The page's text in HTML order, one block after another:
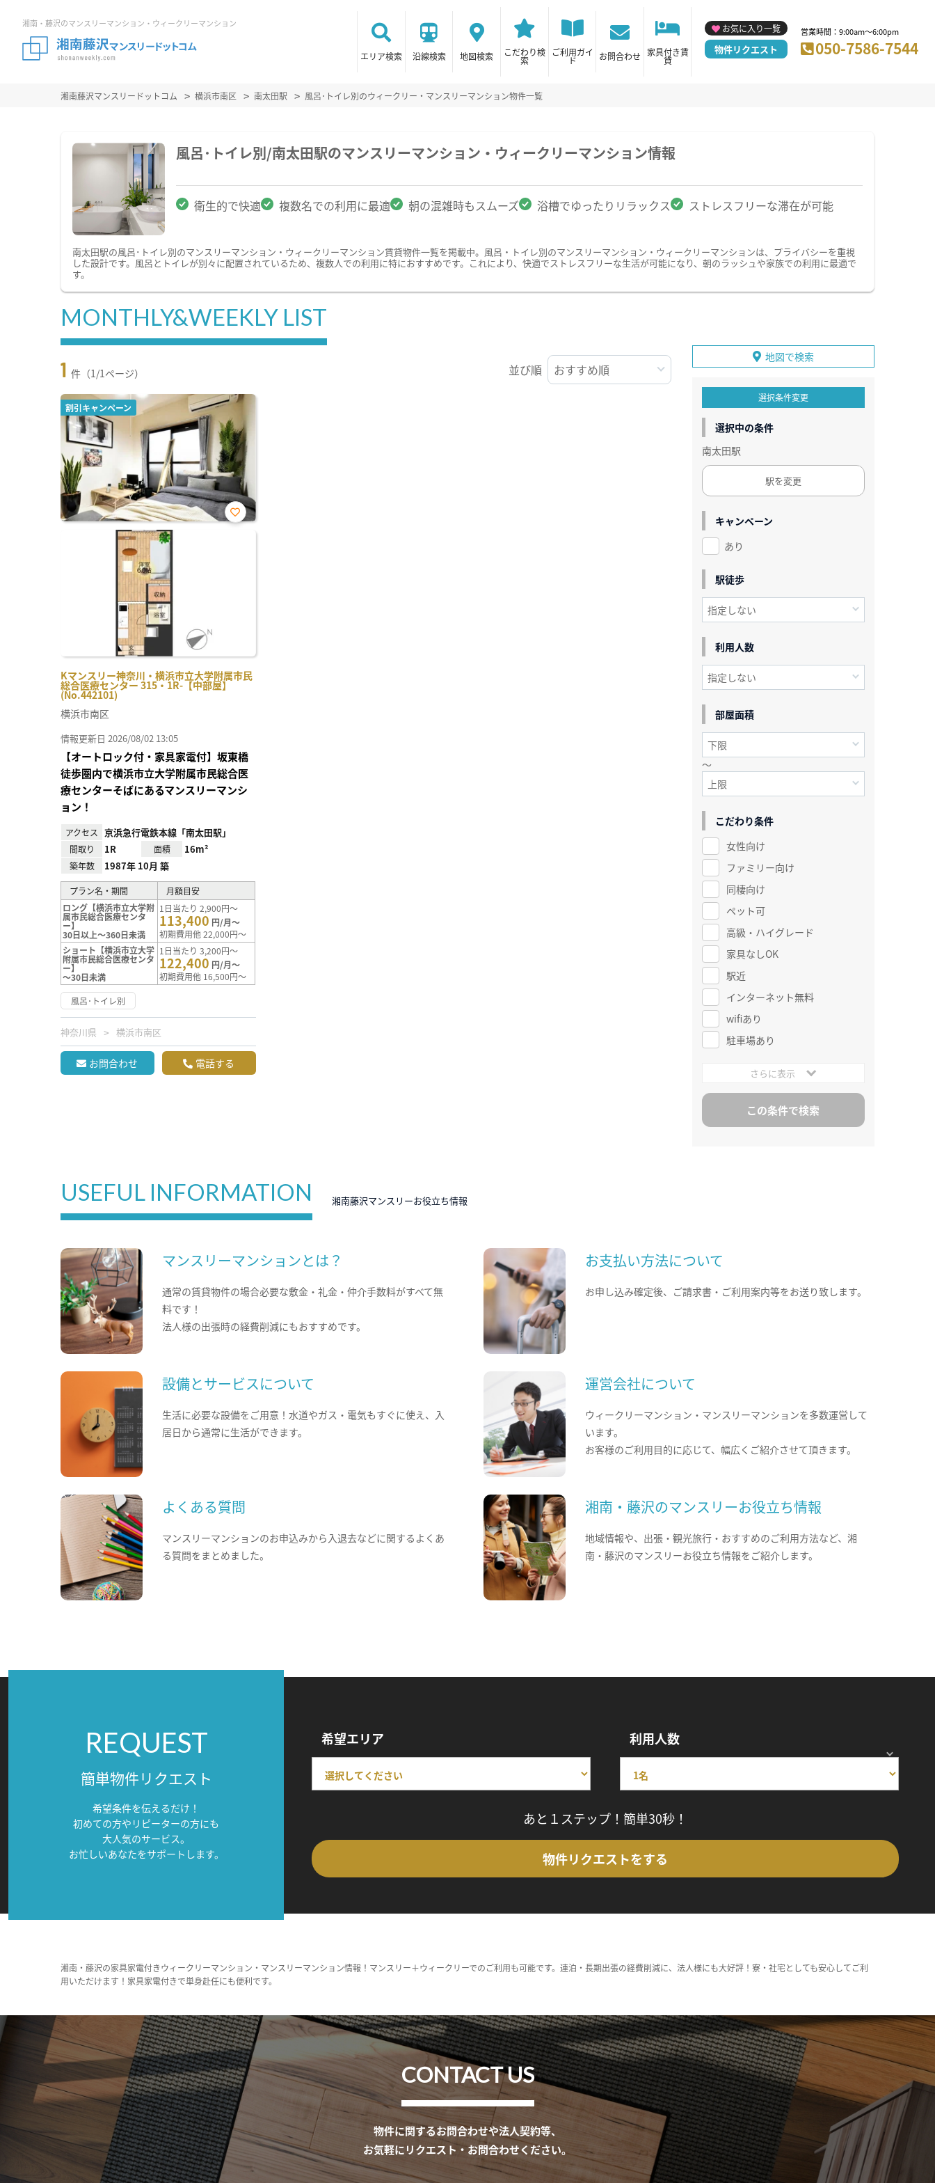
湘南・藤沢のマンスリーマンション・ウィークリーマンション
エリア検索 沿線検索 地図検索 こだわり検
索
ご利用ガイ
ド お問合わせ 家具付き賃
貸
お気に入り一覧
物件リクエスト
営業時間：9:00am～6:00pm
050-7586-7544
湘南藤沢マンスリードットコム 横浜市南区 南太田駅 風呂･トイレ別のウィークリー・マンスリーマンション物件一覧
風呂･トイレ別/南太田駅のマンスリーマンション・ウィークリーマンション情報
衛生的で快適 複数名での利用に最適 朝の混雑時もスムーズ 浴槽でゆったりリラックス ストレスフリーな滞在が可能
南太田駅の風呂･トイレ別のマンスリーマンション・ウィークリーマンション賃貸物件一覧を掲載中。風呂・トイレ別のマンスリーマンション・ウィークリーマンションは、プライバシーを重視
した設計です。風呂とトイレが別々に配置されているため、複数人での利用に特におすすめです。これにより、快適でストレスフリーな生活が可能になり、朝のラッシュや家族での利用に最適で
す。
MONTHLY&WEEKLY LIST
1 件（1/1ページ） 並び順
割引キャンペーン
Kマンスリー神奈川・横浜市立大学附属市民
総合医療センター 315・1R-【中部屋】
(No.442101)
お気
横浜市南区
情報更新日 2026/08/02 13:05
【オートロック付・家具家電付】坂東橋
徒歩圏内で横浜市立大学附属市民総合医
療センターそばにあるマンスリーマンシ
ョン！
アクセス 京浜急行電鉄本線「南太田駅」
間取り 1R 面積 16m²
築年数 1987年 10月 築
プラン名・期間
月額目安
ロング【横浜市立大学附
属市民総合医療センタ
ー】
30日以上～360日未満
1日当たり 2,900円～
113,400 円/月～
初期費用他 22,000円～
ショート【横浜市立大学
附属市民総合医療センタ
ー】
～30日未満
1日当たり 3,200円～
122,400 円/月～
初期費用他 16,500円～
風呂･トイレ別
神奈川県 横浜市南区
お問合わせ 電話する
地図で検索
選択条件変更
選択中の条件
南太田駅
駅を変更
キャンペーン
あり
駅徒歩
利用人数
部屋面積
～
こだわり条件
女性向け
ファミリー向け
同棲向け
ペット可
高級・ハイグレード
家具なしOK
駅近
インターネット無料
wifiあり
駐車場あり
さらに表示
USEFUL INFORMATION 湘南藤沢マンスリーお役立ち情報
マンスリーマンションとは？
通常の賃貸物件の場合必要な敷金・礼金・仲介手数料がすべて無
料です！
法人様の出張時の経費削減にもおすすめです。
お支払い方法について
お申し込み確定後、ご請求書・ご利用案内等をお送り致します。
設備とサービスについて
生活に必要な設備をご用意！水道やガス・電気もすぐに使え、入
居日から通常に生活ができます。
運営会社について
ウィークリーマンション・マンスリーマンションを多数運営して
います。
お客様のご利用目的に応じて、幅広くご紹介させて頂きます。
よくある質問
マンスリーマンションのお申込みから入退去などに関するよくあ
る質問をまとめました。
湘南・藤沢のマンスリーお役立ち情報
地域情報や、出張・観光旅行・おすすめのご利用方法など、湘
南・藤沢のマンスリーお役立ち情報をご紹介します。
REQUEST
簡単物件リクエスト
希望条件を伝えるだけ！
初めての方やリピーターの方にも
大人気のサービス。
お忙しいあなたをサポートします。
希望エリア 利用人数
あと１ステップ！簡単30秒！
物件リクエストをする
湘南・藤沢の家具家電付きウィークリーマンション・マンスリーマンション情報！マンスリー＋ウィークリーでのご利用も可能です。連泊・長期出張の経費削減に、法人様にも大好評！寮・社宅としても安心してご利
用いただけます！家具家電付きで単身赴任にも便利です。
CONTACT US
物件に関するお問合わせや法人契約等、
お気軽にリクエスト・お問合わせください。